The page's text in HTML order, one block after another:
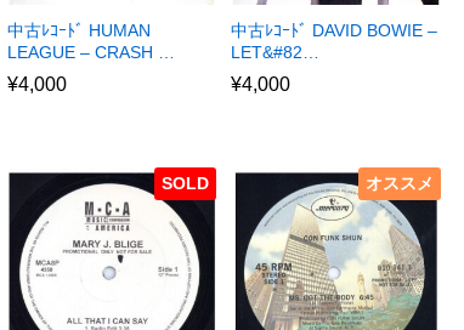
中古ﾚｺｰﾄﾞ HUMAN
LEAGUE – CRASH …
¥4,000
中古ﾚｺｰﾄﾞ DAVID BOWIE –
LET&#82…
¥4,000
SOLD オススメ